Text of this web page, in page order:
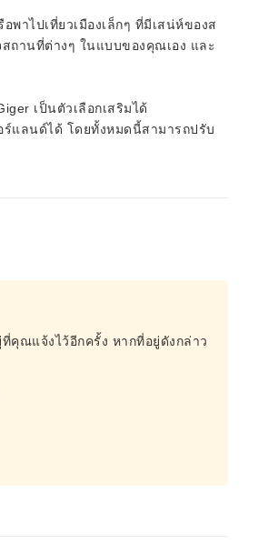
าไปเที่ยวเมืองเล็กๆ ที่มีเสน่ห์ของส
ถานที่ต่างๆ ในแบบของคุณเอง และ
เป็นตัวเลือกเสริมได้
ร์แลนด์ได้ โดยทั้งหมดนี้สามารถปรับ
ณแจ้งไว้อีกครั้ง หากที่อยู่ดังกล่าว